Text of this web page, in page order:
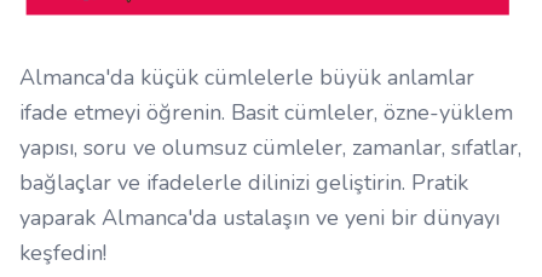
Almanca'da küçük cümlelerle büyük anlamlar
ifade etmeyi öğrenin. Basit cümleler, özne-yüklem
yapısı, soru ve olumsuz cümleler, zamanlar, sıfatlar,
bağlaçlar ve ifadelerle dilinizi geliştirin. Pratik
yaparak Almanca'da ustalaşın ve yeni bir dünyayı
keşfedin!